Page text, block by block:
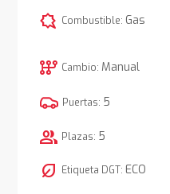
comic_bubble Combustible: Gas
auto_transmission Cambio: Manual
Puertas: 5
group Plazas: 5
nest_eco_leaf Etiqueta DGT: ECO